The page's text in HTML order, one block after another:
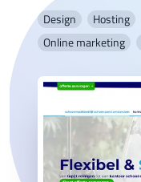
Design Hosting
Online marketing